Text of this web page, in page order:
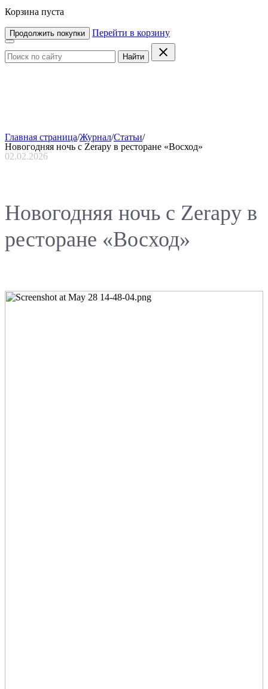
Корзина пуста
Продолжить покупки Перейти в корзину
Найти
Главная страница/Журнал/Статьи/
Новогодняя ночь с Zerapy в ресторане «Восход»
02.02.2026
Новогодняя ночь с Zerapy в
ресторане «Восход»